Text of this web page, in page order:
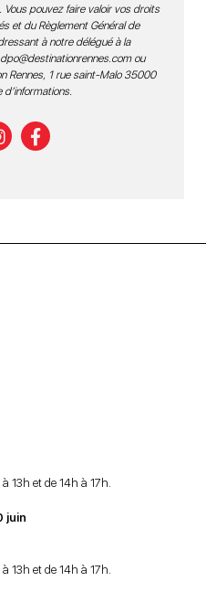
pouvez faire valoir vos droits
et du Règlement Général de
à notre délégué à la
dpo@destinationrennes.comou
Rennes, 1 rue saint-Malo 35000
.
13h et de 14h à 17h.
juin
13h et de 14h à 17h.